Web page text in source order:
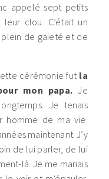
appelé sept petits
clou. C’était un
de gaieté et de
cérémonie futla
mon papa.Je
Je tenais
homme de ma vie.
maintenant. J’y
de lui parler, de lui
là. Je me mariais